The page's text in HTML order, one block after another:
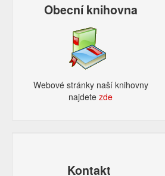
Obecní knihovna
Webové stránky naší knihovny
najdetezde​
Kontakt